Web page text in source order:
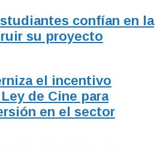
confían en la
su proyecto
el incentivo
de Cine para
en el sector